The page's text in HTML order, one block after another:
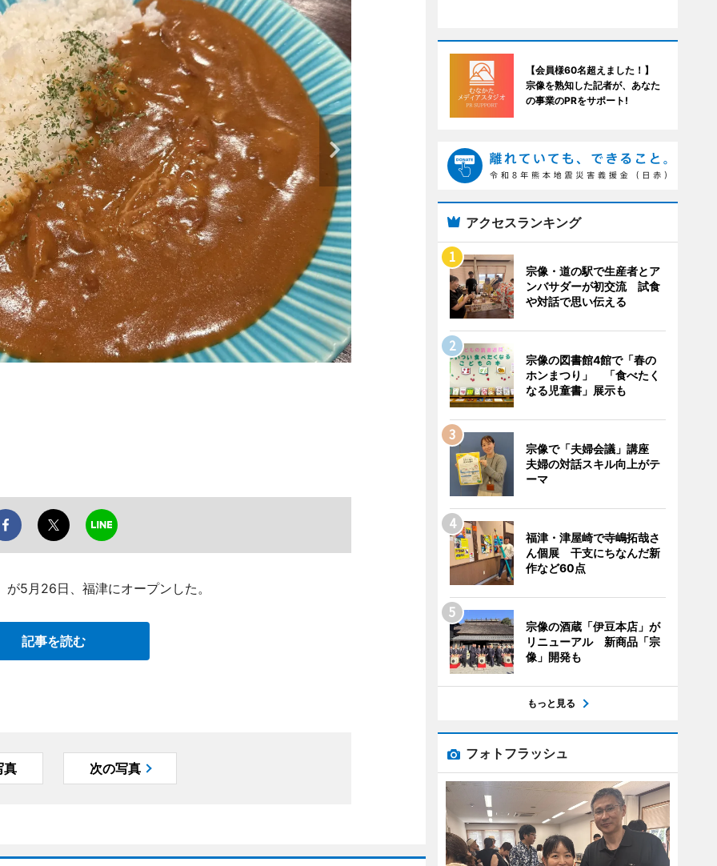
5月26日、福津にオープンした。
記事を読む
真 次の写真
【会員様60名超えました！】
宗像を熟知した記者が、あなた
の事業のPRをサポート!
アクセスランキング
宗像・道の駅で生産者とア
ンバサダーが初交流 試食
や対話で思い伝える
宗像の図書館4館で「春の
ホンまつり」 「食べたく
なる児童書」展示も
宗像で「夫婦会議」講座
夫婦の対話スキル向上がテ
ーマ
福津・津屋崎で寺嶋拓哉さ
ん個展 干支にちなんだ新
作など60点
宗像の酒蔵「伊豆本店」が
リニューアル 新商品「宗
像」開発も
もっと見る
フォトフラッシュ